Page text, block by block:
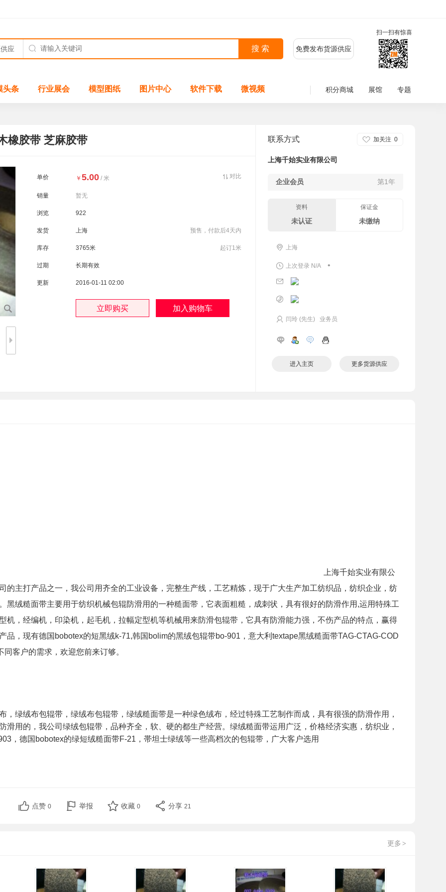
免费发布货源供应
扫一扫有惊喜
头条 行业展会 模型图纸 图片中心 软件下载 微视频 积分商城 展馆 专题
橡胶带 芝麻胶带
单价 ￥ 5.00 / 米 对比
销量 暂无
浏览 922
发货 上海 预售，付款后4天内
库存 3765米 起订1米
过期 长期有效
更新 2016-01-11 02:00
联系方式 加关注 0
上海千始实业有限公司
企业会员 第1年
资料
未认证
保证金
未缴纳
上海
上次登录 N/A •
闫玲 (先生) 业务员
进入主页 更多货源供应
上海千始实业有限公
的主打产品之一，我公司用齐全的工业设备，完整生产线，工艺精炼，现于广大生产加工纺织品，纺织企业，纺
黑绒糙面带主要用于纺织机械包辊防滑用的一种糙面带，它表面粗糙，成刺状，具有很好的防滑作用,运用特殊工
机，经编机，印染机，起毛机，拉幅定型机等机械用来防滑包辊带，它具有防滑能力强，不伤产品的特点，赢得
品，现有德国bobotex的短黑绒k-71,韩国bolim的黑绒包辊带bo-901，意大利textape黑绒糙面带TAG-CTAG-COD
客户的需求，欢迎您前来订够。
，绿绒布包辊带，绿绒布包辊带，绿绒糙面带是一种绿色绒布，经过特殊工艺制作而成，具有很强的防滑作用，
滑用的，我公司绿绒包辊带，品种齐全，软、硬的都生产经营。绿绒糙面带运用广泛，价格经济实惠，纺织业，
，德国bobotex的绿短绒糙面带F-21，帯坦士绿绒等一些高档次的包辊带，广大客户选用
点赞 0 举报 收藏 0 分享 21
更多 >